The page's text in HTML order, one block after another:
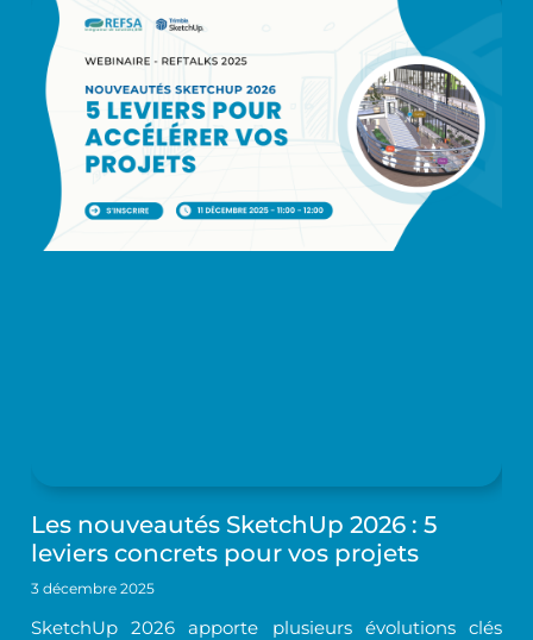
Les nouveautés SketchUp 2026 : 5
leviers concrets pour vos projets
3 décembre 2025
SketchUp 2026 apporte plusieurs évolutions clés